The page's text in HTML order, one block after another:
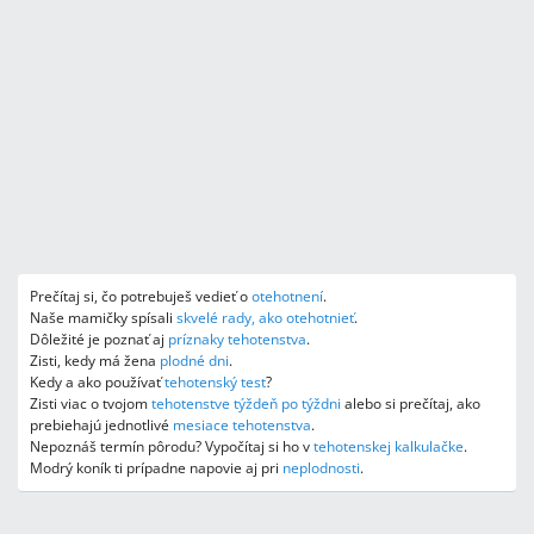
Prečítaj si, čo potrebuješ vedieť ootehotnení.
Naše mamičky spísali skvelé rady, ako otehotnieť.
Dôležité je poznať aj príznaky tehotenstva.
Zisti, kedy má žena plodné dni.
Kedy a ako používaťtehotenský test?
Zisti viac o tvojomtehotenstve týždeň po týždni alebo si prečítaj, ako
prebiehajú jednotlivé mesiace tehotenstva.
Nepoznáš termín pôrodu? Vypočítaj si ho vtehotenskej kalkulačke.
Modrý koník ti prípadne napovie aj pri neplodnosti.